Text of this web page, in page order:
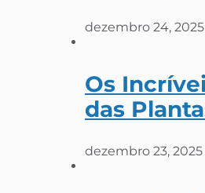
dezembro 24, 2025
Os
das
dezembro 23, 2025